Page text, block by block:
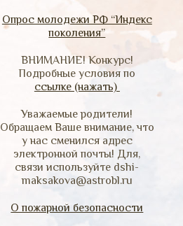
Опрос молодежи РФ “Индекс
поколения”
ВНИМАНИЕ! Конкурс!
Подробные условия по
ссылке (нажать)
Уважаемые родители!
Обращаем Ваше внимание, что
у нас сменился адрес
электронной почты! Для,
связи используйте dshi-
maksakova@astrobl.ru
О пожарной безопасности